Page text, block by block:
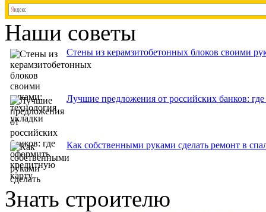
Наши советы
Стены из керамзитобетонных блоков своими
Лучшие предложения от российских банков:
Как собственными руками сделать ремонт в
Знать строителю